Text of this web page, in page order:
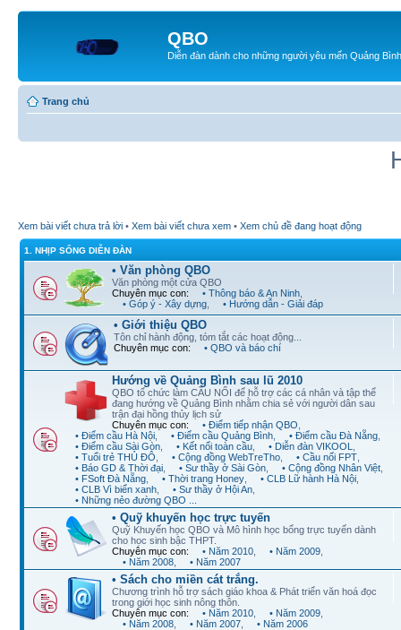
QBO
Diễn đàn dành cho những người yêu mến Quảng Bình
Trang chủ
Xem bài viết chưa trả lời • Xem bài viết chưa xem • Xem chủ đề đang hoạt động
1. NHỊP SỐNG DIỄN ĐÀN
• Văn phòng QBO
Văn phòng một cửa QBO
Chuyên mục con:
• Thông báo & An Ninh
• Góp ý - Xây dựng
• Hướng dẫn - Giải đáp
• Giới thiệu QBO
Tôn chỉ hành động, tóm tắt các hoạt động...
Chuyên mục con:
• QBO và báo chí
Hướng về Quảng Bình sau lũ 2010
QBO tổ chức làm CẦU NỐI để hỗ trợ các cá nhân và tập thể
đang hướng về Quảng Bình nhằm chia sẻ với người dân sau
trận đại hồng thủy lịch sử
Chuyên mục con:
• Điểm tiếp nhận QBO
• Điểm cầu Hà Nội
• Điểm cầu Quảng Bình • Điểm cầu Đà Nẵng
• Điểm cầu Sài Gòn
• Kết nối toàn cầu • Diễn đàn VIKOOL
• Tuổi trẻ THỦ ĐÔ
• Cộng đồng WebTreTho • Cầu nối FPT
• Báo GD & Thời đại
• Sư thầy ở Sài Gòn • Cộng đồng Nhân Việt
• FSoft Đà Nẵng
• Thời trang Honey • CLB Lữ hành Hà Nội
• CLB Vì biển xanh
• Sư thầy ở Hội An
• Những nẻo đường QBO ...
• Quỹ khuyến học trực tuyến
Quỹ Khuyến học QBO và Mô hình học bổng trực tuyến dành
cho học sinh bậc THPT.
Chuyên mục con:
• Năm 2010 • Năm 2009
• Năm 2008
• Năm 2007
• Sách cho miền cát trắng.
Chương trình hỗ trợ sách giáo khoa & Phát triển văn hoá đọc
trong giới học sinh nông thôn.
Chuyên mục con:
• Năm 2010 • Năm 2009
• Năm 2008
• Năm 2007 • Năm 2006